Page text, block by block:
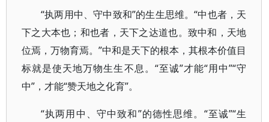
“执两用中、守中致和”的生生思维。“中也者，天
下之大本也；和也者，天下之达道也。致中和，天地
位焉，万物育焉。”中和是天下的根本，其根本价值目
标就是使天地万物生生不息。“至诚”才能“用中”“守
中”，才能“赞天地之化育”。
“执两用中、守中致和”的德性思维。“至诚”“生